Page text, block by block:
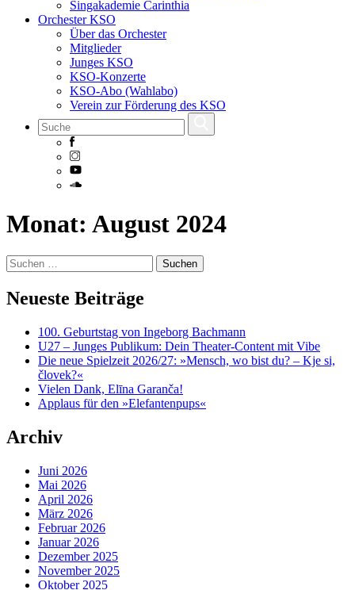
Singakademie Carinthia
Orchester KSO
Über das Orchester
Mitglieder
Junges KSO
KSO-Konzerte
KSO-Abo (Wahlabo)
Verein zur Förderung des KSO
to
Monat: August 2024
Suchen
nach:
Neueste Beiträge
100. Geburtstag von Ingeborg Bachmann
U27 – Junges Publikum: Dein Theater-Content mit Vibe
Die neue Spielzeit 2026/27: »Mensch, wo bist du? – Kje si,
človek?«
Vielen Dank, Elīna Garanča!
Applaus für den »Elefantenpups«
Archiv
Juni 2026
Mai 2026
April 2026
März 2026
Februar 2026
Januar 2026
Dezember 2025
November 2025
Oktober 2025